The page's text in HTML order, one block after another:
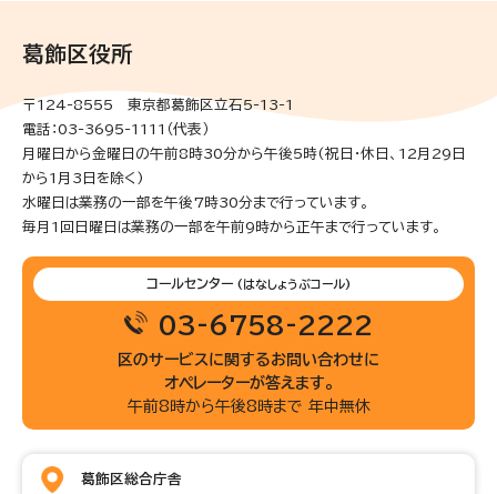
葛飾区役所
〒124-8555 東京都葛飾区立石5-13-1
電話：03-3695-1111（代表）
月曜日から金曜日の午前8時30分から午後5時(祝日・休日、12月29日
から1月3日を除く)
水曜日は業務の一部を午後7時30分まで行っています。
毎月1回日曜日は業務の一部を午前9時から正午まで行っています。
コールセンター (はなしょうぶコール)
03-6758-2222
区のサービスに関するお問い合わせに
オペレーターが答えます。
午前8時から午後8時まで 年中無休
葛飾区総合庁舎